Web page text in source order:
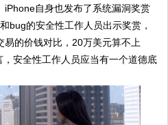
自身也发布了系统漏洞奖赏
bug的安全性工作人员出示奖赏，
的价钱对比，20万美元算不上
安全性工作人员应当有一个道德底